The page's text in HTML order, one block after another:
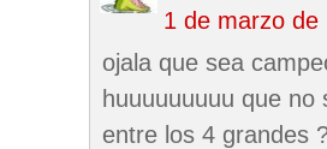
1 de marzo de
ojala que sea
huuuuuuuuu que
entre los 4 grandes